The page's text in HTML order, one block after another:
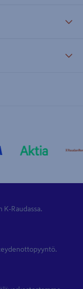
K-Raudassa.